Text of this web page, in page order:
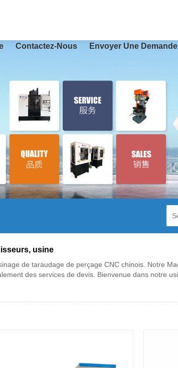
Contactez-Nous Envoyer Une Demande
usine
de taraudage de perçage CNC chinois. Notre
des services de devis. Bienvenue dans notre